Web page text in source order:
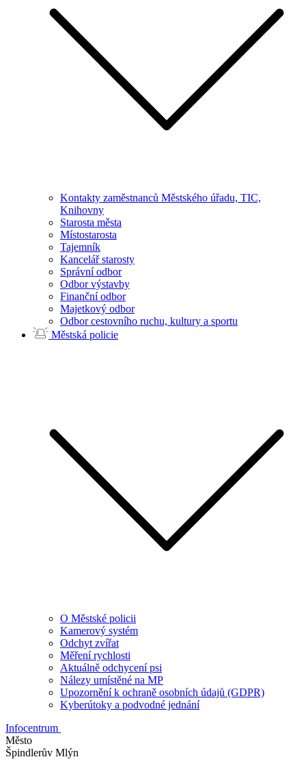
Kontakty zaměstnanců Městského úřadu, TIC,
Knihovny
Starosta města
Místostarosta
Tajemník
Kancelář starosty
Správní odbor
Odbor výstavby
Finanční odbor
Majetkový odbor
Odbor cestovního ruchu, kultury a sportu
Městská policie
O Městské policii
Kamerový systém
Odchyt zvířat
Měření rychlosti
Aktuálně odchycení psi
Nálezy umístěné na MP
Upozornění k ochraně osobních údajů (GDPR)
Kyberútoky a podvodné jednání
Infocentrum
Město
Špindlerův Mlýn